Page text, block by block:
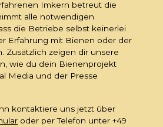
Imkern betreut die
alle notwendigen
die Betriebe selbst keinerlei
Erfahrung mit Bienen oder der
Zusätzlich zeigen dir unsere
wie du dein Bienenprojekt
Media und der Presse
kontaktiere uns jetzt über
oder per Telefon unter +49